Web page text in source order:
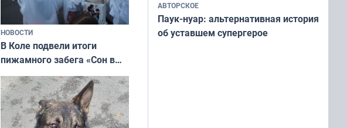
НОВОСТИ
В Коле подвели итоги
пижамного забега «Сон в
Олимпийскую ночь»
АВТОРСКОЕ
Паук-нуар: альтернативная история
об уставшем супергерое